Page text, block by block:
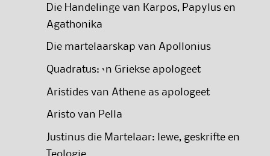
Die Handelinge van Karpos, Papylus en
Agathonika
Die martelaarskap van Apollonius
Quadratus: ‘n Griekse apologeet
Aristides van Athene as apologeet
Aristo van Pella
Justinus die Martelaar: lewe, geskrifte en
Teologie